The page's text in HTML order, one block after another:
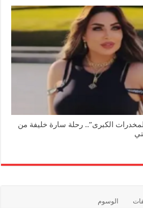
الكبرى”.. رحلة سارة خليفة من
الوسوم